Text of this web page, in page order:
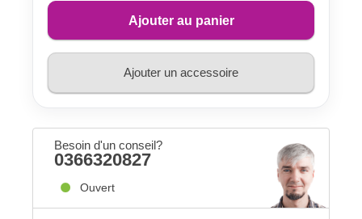
Ajouter au panier
Ajouter un accessoire
Besoin d'un conseil?
0366320827
Ouvert